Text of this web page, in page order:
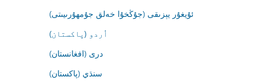
ئۇيغۇر يېزىقى (جۇڭخۇا خەلق جۇمھۇرىيىتى)
اُردو (پاکستان)
درى (افغانستان)
سنڌي (پاکستان)